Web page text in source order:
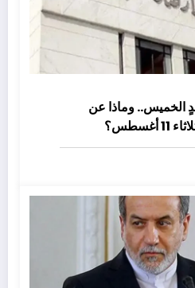
الخميس.. وماذا عن